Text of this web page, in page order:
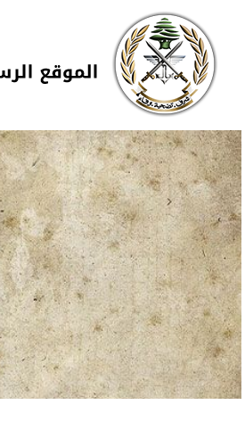
تجاوز إلى المحتوى الرئيسي
Skip to navigation